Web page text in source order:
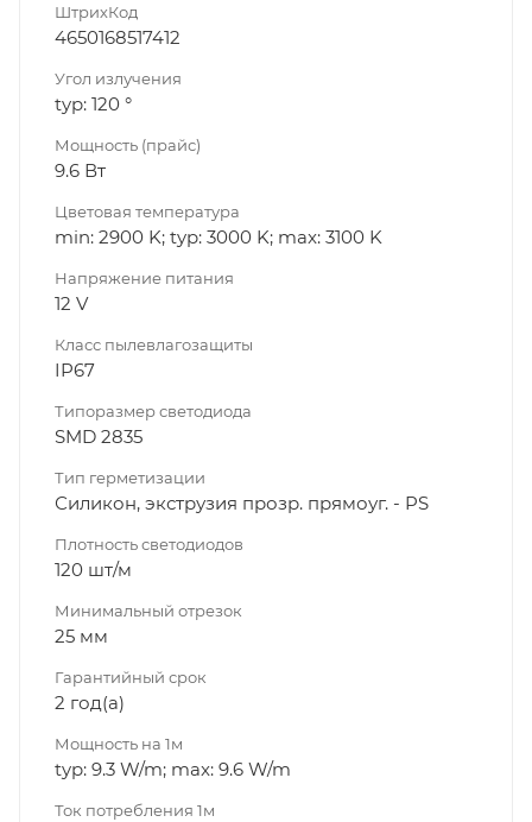
ШтрихКод
4650168517412
Угол излучения
typ: 120 °
Мощность (прайс)
9.6 Вт
Цветовая температура
min: 2900 K; typ: 3000 K; max: 3100 K
Напряжение питания
12 V
Класс пылевлагозащиты
IP67
Типоразмер светодиода
SMD 2835
Тип герметизации
Силикон, экструзия прозр. прямоуг. - PS
Плотность светодиодов
120 шт/м
Минимальный отрезок
25 мм
Гарантийный срок
2 год(а)
Мощность на 1м
typ: 9.3 W/m; max: 9.6 W/m
Ток потребления 1м